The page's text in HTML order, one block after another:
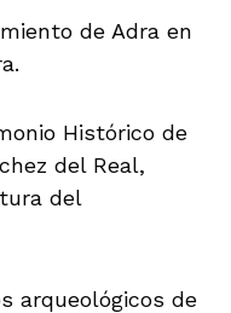
de Adra en
Histórico de
del Real,
del
arqueológicos de